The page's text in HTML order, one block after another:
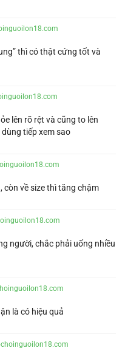
thì có thật cứng tốt và
lên rõ rệt và cũng to lên
tiếp xem sao
còn về size thì tăng chậm
người, chắc phải uống nhiều
là có hiệu quả